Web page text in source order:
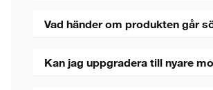
Vad händer om produkten går
Kan jag uppgradera till nyare